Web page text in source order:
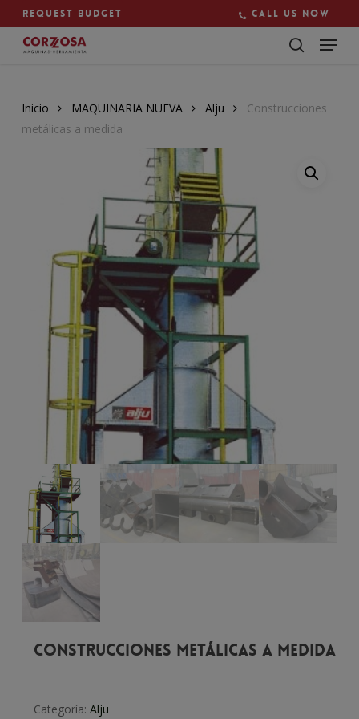
main
content
Request budget Call us now
Inicio MAQUINARIA NUEVA Alju
Construcciones
metálicas a medida
Construcciones metálicas a medida
Categoría: Alju
Close